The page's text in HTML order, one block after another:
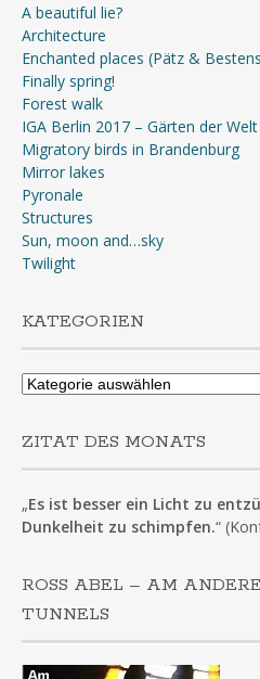
A beautiful lie?
Architecture
Enchanted places (Pätz &
Finally spring!
Forest walk
IGA Berlin 2017 – Gärten der
Migratory birds in Brandenburg
Mirror lakes
Pyronale
Structures
Sun, moon and…sky
Twilight
KATEGORIEN
Kategorien
ZITAT DES MONATS
„Es ist besser ein Licht zu
Dunkelheit zu schimpfen.“
ROSS ABEL – AM
TUNNELS